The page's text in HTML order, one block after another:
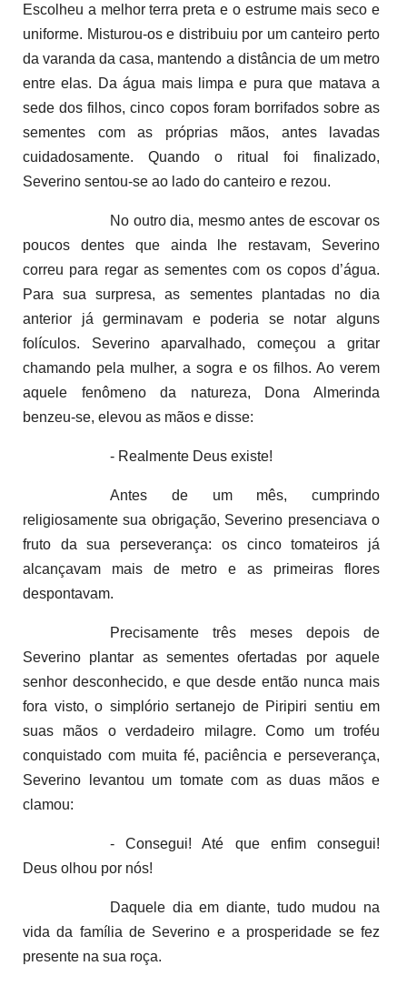
Escolheu a melhor terra preta e o estrume mais seco e
uniforme. Misturou-os e distribuiu por um canteiro perto
da varanda da casa, mantendo a distância de um metro
entre elas. Da água mais limpa e pura que matava a
sede dos filhos, cinco copos foram borrifados sobre as
sementes com as próprias mãos, antes lavadas
cuidadosamente. Quando o ritual foi finalizado,
Severino sentou-se ao lado do canteiro e rezou.
No outro dia, mesmo antes de escovar os
poucos dentes que ainda lhe restavam, Severino
correu para regar as sementes com os copos d’água.
Para sua surpresa, as sementes plantadas no dia
anterior já germinavam e poderia se notar alguns
folículos. Severino aparvalhado, começou a gritar
chamando pela mulher, a sogra e os filhos. Ao verem
aquele fenômeno da natureza, Dona Almerinda
benzeu-se, elevou as mãos e disse:
- Realmente Deus existe!
Antes de um mês, cumprindo
religiosamente sua obrigação, Severino presenciava o
fruto da sua perseverança: os cinco tomateiros já
alcançavam mais de metro e as primeiras flores
despontavam.
Precisamente três meses depois de
Severino plantar as sementes ofertadas por aquele
senhor desconhecido, e que desde então nunca mais
fora visto, o simplório sertanejo de Piripiri sentiu em
suas mãos o verdadeiro milagre. Como um troféu
conquistado com muita fé, paciência e perseverança,
Severino levantou um tomate com as duas mãos e
clamou:
- Consegui! Até que enfim consegui!
Deus olhou por nós!
Daquele dia em diante, tudo mudou na
vida da família de Severino e a prosperidade se fez
presente na sua roça.